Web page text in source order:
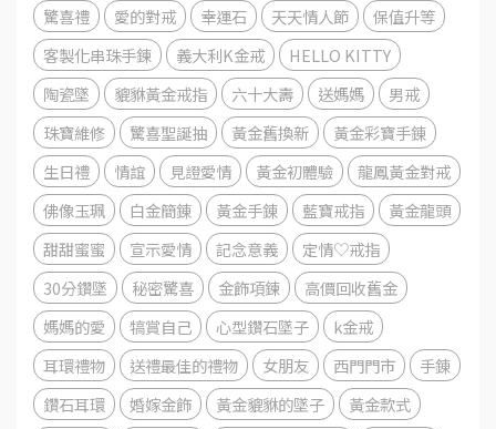
驚喜禮
愛的對戒 幸運石 天天情人節
保值升等
客製化串珠手鍊
義大利K金戒
HELLO KITTY
陶瓷墜
貔貅黃金戒指 六十大壽 送媽媽
男戒
珠寶維修
驚喜聖誕抽 黃金舊換新
黃金彩寶手錬
生日禮
情誼 見證愛情 黃金初體驗
龍鳳黃金對戒
佛像玉珮
白金簡錬 黃金手錬 藍寶戒指
黃金龍頭
甜甜蜜蜜
宣示愛情 記念意義
定情♡戒指
30分鑽墜
秘密驚喜 金飾項鍊
高價回收舊金
媽媽的愛
犒賞自己 心型鑽石墜子
k金戒
耳環禮物
送禮最佳的禮物 女朋友 西門門市
手錬
鑽石耳環
婚嫁金飾 黃金貔貅的墜子
黃金款式